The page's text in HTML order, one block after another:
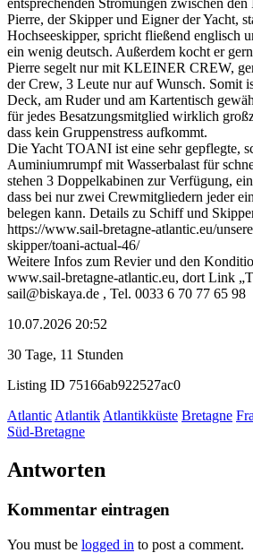
entsprechenden Strömungen zwischen
Pierre, der Skipper und Eigner der Yacht,
Hochseeskipper, spricht fließend englisch
ein wenig deutsch. Außerdem kocht er
Pierre segelt nur mit KLEINER CREW,
der Crew, 3 Leute nur auf Wunsch. Somit
Deck, am Ruder und am Kartentisch
für jedes Besatzungsmitglied wirklich
dass kein Gruppenstress aufkommt.
Die Yacht TOANI ist eine sehr gepflegte,
Auminiumrumpf mit Wasserbalast für
stehen 3 Doppelkabinen zur Verfügung,
dass bei nur zwei Crewmitgliedern jeder
belegen kann. Details zu Schiff und
https://www.sail-bretagne-atlantic.eu/
skipper/toani-actual-46/
Weitere Infos zum Revier und den
www.sail-bretagne-atlantic.eu, dort Link
sail@biskaya.de , Tel. 0033 6 70 77 65 98
10.07.2026 20:52
30 Tage, 11 Stunden
Listing ID 75166ab922527ac0
AtlanticAtlantikAtlantikküste Bretagne
Süd-Bretagne
Antworten
Kommentar eintragen
You must be logged in to post a comment.